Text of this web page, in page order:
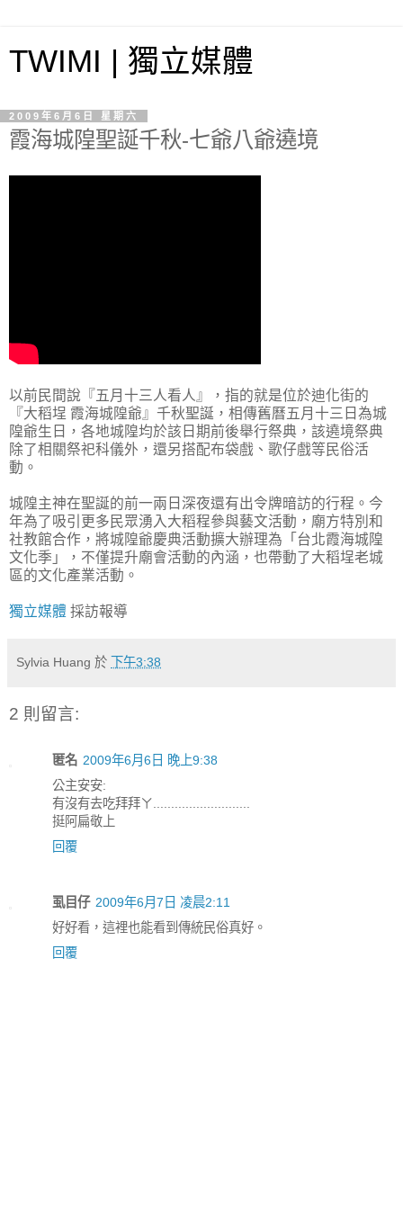
TWIMI | 獨立媒體
2009年6月6日 星期六
霞海城隍聖誕千秋-七爺八爺遶境
以前民間說『五月十三人看人』，指的就是位於迪化街的
『大稻埕 霞海城隍爺』千秋聖誕，相傳舊曆五月十三日為城
隍爺生日，各地城隍均於該日期前後舉行祭典，該遶境祭典
除了相關祭祀科儀外，還另搭配布袋戲、歌仔戲等民俗活
動。
城隍主神在聖誕的前一兩日深夜還有出令牌暗訪的行程。今
年為了吸引更多民眾湧入大稻程參與藝文活動，廟方特別和
社教館合作，將城隍爺慶典活動擴大辦理為「台北霞海城隍
文化季」，不僅提升廟會活動的內涵，也帶動了大稻埕老城
區的文化產業活動。
獨立媒體 採訪報導
Sylvia Huang 於 下午3:38
2 則留言:
匿名 2009年6月6日 晚上9:38
公主安安:
有沒有去吃拜拜ㄚ...........................
挺阿扁敬上
回覆
虱目仔 2009年6月7日 凌晨2:11
好好看，這裡也能看到傳統民俗真好。
回覆